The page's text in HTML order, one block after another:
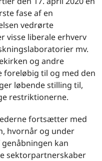
fase af en
vedrørte
visse liberale erhverv
mv.
og andre
til og med den
løbende stilling til,
restriktionerne.
fortsætter med
hvornår og under
kan
sektorpartnerskaber